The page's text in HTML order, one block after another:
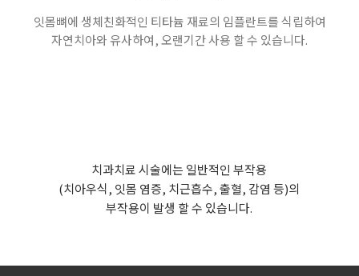
잇몸뼈에 생체친화적인 티타늄 재료의 임플란트를 식립하여
자연치아와 유사하여, 오랜기간 사용 할 수 있습니다.
치과치료 시술에는 일반적인 부작용
(치아우식, 잇몸 염증, 치근흡수, 출혈, 감염 등)의
부작용이 발생 할 수 있습니다.